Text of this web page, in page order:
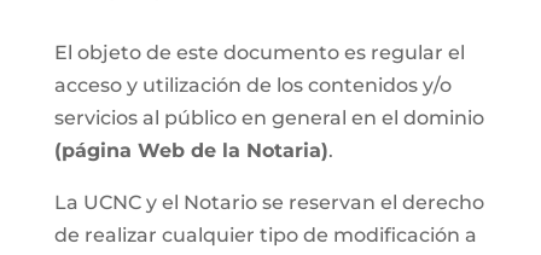
El objeto de este documento es regular el
acceso y utilización de los contenidos y/o
servicios al público en general en el dominio
(página Web de la Notaria).
La UCNC y el Notario se reservan el derecho
de realizar cualquier tipo de modificación a